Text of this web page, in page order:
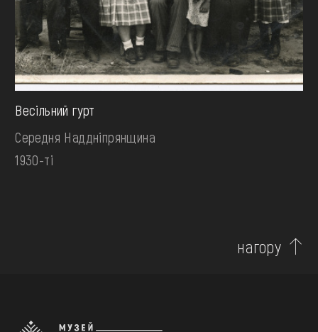
Весільний гурт
Середня Наддніпрянщина
1930-ті
нагору